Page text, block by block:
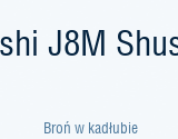
J8M
Broń w kadłubie